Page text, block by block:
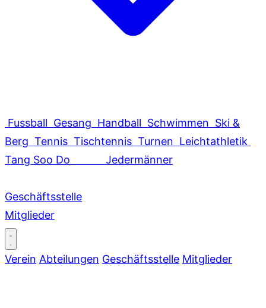
Fussball Gesang Handball Schwimmen Ski &
Berg Tennis Tischtennis Turnen Leichtathletik
Tang Soo Do
Jedermänner
Geschäftsstelle
Mitglieder
Verein Abteilungen Geschäftsstelle Mitglieder